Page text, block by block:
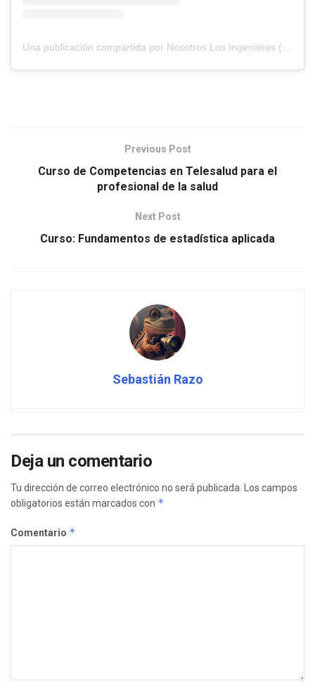
Una publicación compartida por Nosotros Los Ingenieros (@nosotros.los.ingenieros)
Previous Post
Curso de Competencias en Telesalud para el
profesional de la salud
Next Post
Curso: Fundamentos de estadística aplicada
Sebastián Razo
Deja un comentario
Tu dirección de correo electrónico no será publicada. Los campos
obligatorios están marcados con *
Comentario *